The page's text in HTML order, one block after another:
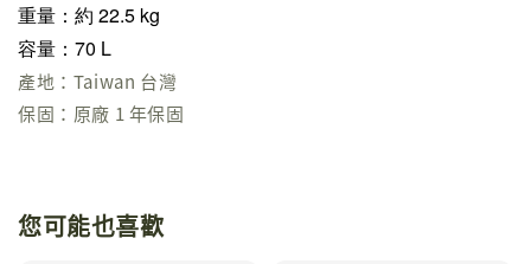
重量：約 22.5 kg
容量：70 L
產地：Taiwan 台灣
保固：原廠 1 年保固
您可能也喜歡